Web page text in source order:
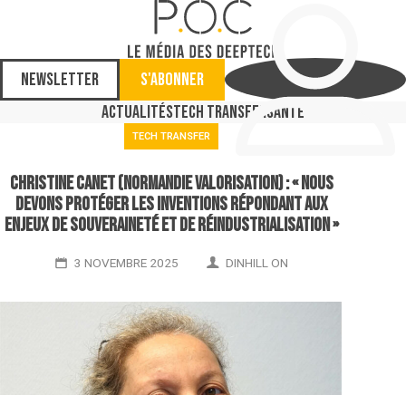
Newsletter
S'abonner
ActualitésTech TransferSanté
TECH TRANSFER
Christine Canet (Normandie Valorisation) : « Nous
devons protéger les inventions répondant aux
enjeux de souveraineté et de réindustrialisation »
3 NOVEMBRE 2025 DINHILL ON